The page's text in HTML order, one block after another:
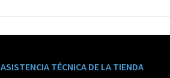
ASISTENCIA TÉCNICA DE LA TIENDA